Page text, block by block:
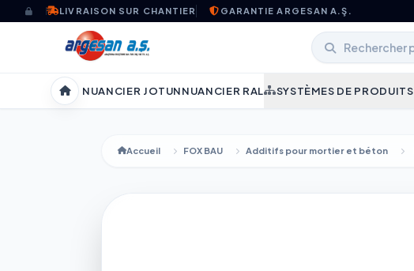
Aller au contenuLIVRAISON SUR CHANTIER GARANTIE ARGESAN A.Ş.
AccueilNUANCIER JOTUNNUANCIER RAL SYSTÈMES DE PRODUITS
Accueil FOX BAU Additifs pour mortier et béton